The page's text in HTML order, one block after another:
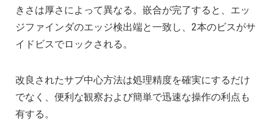
きさは厚さによって異なる。嵌合が完了すると、エッ
ジファインダのエッジ検出端と一致し、2本のビスがサ
イドビスでロックされる。
改良されたサブ中心方法は処理精度を確実にするだけ
でなく、便利な観察および簡単で迅速な操作の利点も
有する。